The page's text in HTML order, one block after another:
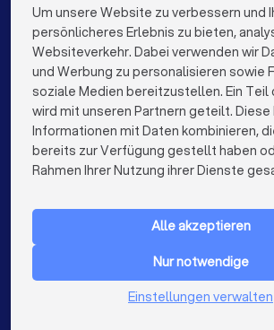
Stuckateure in Bochum
Stuckateure in Bielefeld
Stuckateure in Münster
Die besten Unternehmen für Sie
info@trustlocal.de
FÜR PRIVATPERSONEN
Niederlande
Um unsere Website zu verbessern und
persönlicheres Erlebnis zu bieten,
Websiteverkehr. Dabei verwenden wir
und Werbung zu personalisieren sowie
soziale Medien bereitzustellen. Ein Teil
wird mit unseren Partnern geteilt. Diese
Informationen mit Daten kombinieren,
bereits zur Verfügung gestellt haben
Rahmen Ihrer Nutzung ihrer Dienste
Alle akzeptieren
Nur notwendige
Einstellungen verwalten